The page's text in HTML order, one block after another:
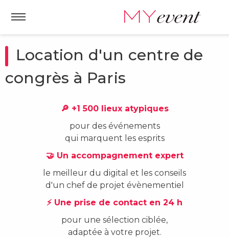
Location d'un centre de
congrès à Paris
🔎 +1 500 lieux atypiques
pour des événements
qui marquent les esprits
🤝 Un accompagnement expert
le meilleur du digital et les conseils
d'un chef de projet évènementiel
⚡ Une prise de contact en 24 h
pour une sélection ciblée,
adaptée à votre projet.